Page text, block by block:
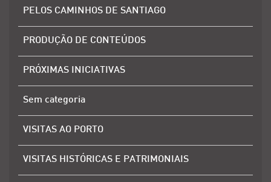
PELOS CAMINHOS DE SANTIAGO
PRODUÇÃO DE CONTEÚDOS
PRÓXIMAS INICIATIVAS
Sem categoria
VISITAS AO PORTO
VISITAS HISTÓRICAS E PATRIMONIAIS